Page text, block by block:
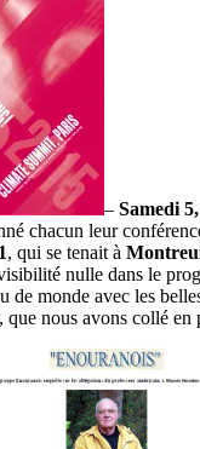
– Samedi 5,
chacun leur
, qui se tenait à
nulle dans le
de monde avec les
que nous avons collé en